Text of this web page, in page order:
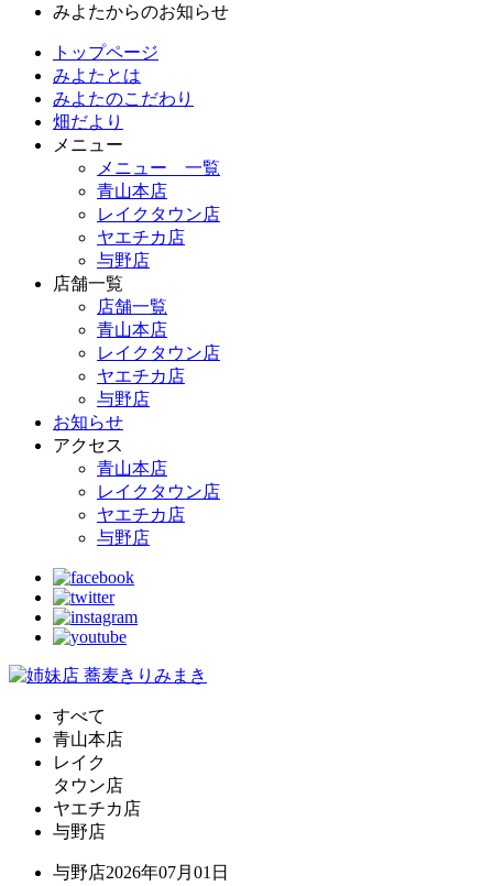
みよたからのお知らせ
トップページ
みよたとは
みよたのこだわり
畑だより
メニュー
メニュー 一覧
青山本店
レイクタウン店
ヤエチカ店
与野店
店舗一覧
店舗一覧
青山本店
レイクタウン店
ヤエチカ店
与野店
お知らせ
アクセス
青山本店
レイクタウン店
ヤエチカ店
与野店
すべて
青山本店
レイク
タウン店
ヤエチカ店
与野店
与野店2026年07月01日